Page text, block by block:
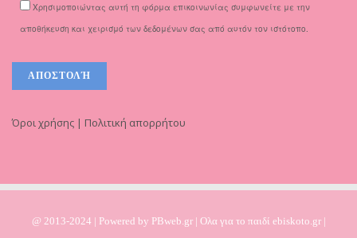
Χρησιμοποιώντας αυτή τη φόρμα επικοινωνίας συμφωνείτε με την
αποθήκευση και χειρισμό των δεδομένων σας από αυτόν τον ιστότοπο.
Όροι χρήσης | Πολιτική απορρήτου
@ 2013-2024 | Powered by PBweb.gr | Ολα για το παιδί ebiskoto.gr |